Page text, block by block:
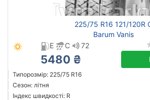
225/75 R16 121/120R
Barum Vanis
E
C 72
5480 ₴
Типорозмір: 225/75 R16
Сезон: літня
Індекс швидкості: R